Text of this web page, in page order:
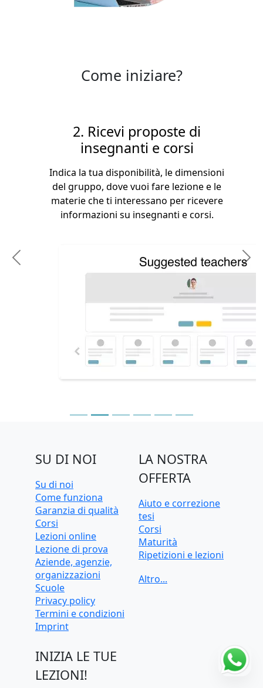
Come iniziare?
proposte di
e corsi
disponibilità, le dimensioni
dove vuoi fare lezione e le
ti interessano per ricevere
su insegnanti e corsi.
3. Scegli
un
possibile
Previous
SU DI NOI
Su di noi
Come funziona
Garanzia di qualità
Corsi
Lezioni online
Lezione di prova
Aziende, agenzie,
organizzazioni
Scuole
Privacy policy
Termini e condizioni
Imprint
INIZIA LE TUE
LEZIONI!
LA NOSTRA
OFFERTA
Aiuto e correzione
tesi
Corsi
Maturità
Ripetizioni e lezioni
online